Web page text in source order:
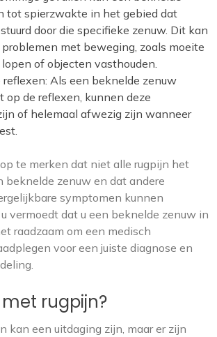
tot spierzwakte in het gebied dat
door die specifieke zenuw. Dit kan
met beweging, zoals moeite
of objecten vasthouden.
reflexen: Als een beknelde zenuw
op de reflexen, kunnen deze
of helemaal afwezig zijn wanneer
te merken dat niet alle rugpijn het
beknelde zenuw en dat andere
symptomen kunnen
vermoedt dat u een beknelde zenuw in
raadzaam om een medisch
voor een juiste diagnose en
rugpijn?
kan een uitdaging zijn, maar er zijn